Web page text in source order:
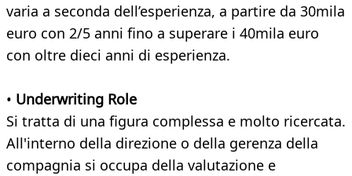
varia a seconda dell’esperienza, a partire da 30mila
euro con 2/5 anni fino a superare i 40mila euro
con oltre dieci anni di esperienza.
• Underwriting Role
Si tratta di una figura complessa e molto ricercata.
All'interno della direzione o della gerenza della
compagnia si occupa della valutazione e